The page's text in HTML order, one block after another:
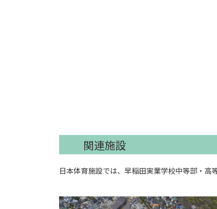
関連施設
日本体育施設では、早稲田実業学校中等部・高